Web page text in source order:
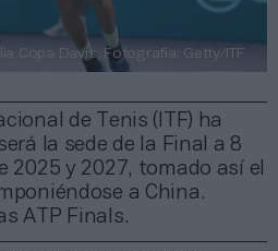
de Tenis (ITF) ha
la sede de la Final a 8
2025 y 2027, tomado así el
a China.
ATP Finals.
Copa Davis. Fotografía: Getty/ITF